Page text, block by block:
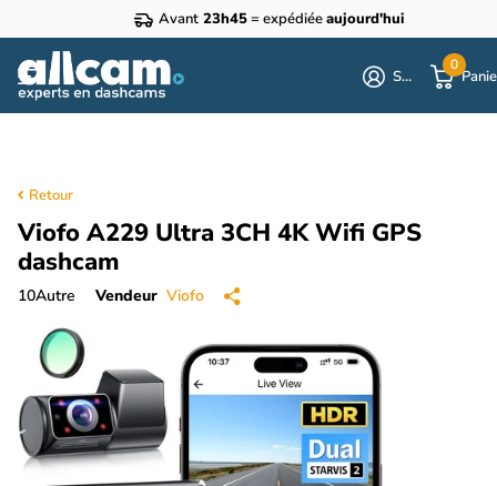
Avant 23h45= expédiéeaujourd'hui
S'identifier
0
Retour
Viofo A229 Ultra 3CH 4K Wifi GPS
dashcam
10Autre Vendeur Viofo